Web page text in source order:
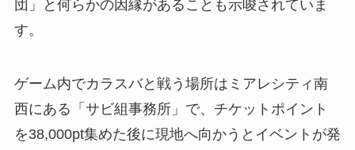
団」と何らかの因縁があることも示唆されていま
す。
ゲーム内でカラスバと戦う場所はミアレシティ南
西にある「サビ組事務所」で、チケットポイント
を38,000pt集めた後に現地へ向かうとイベントが発